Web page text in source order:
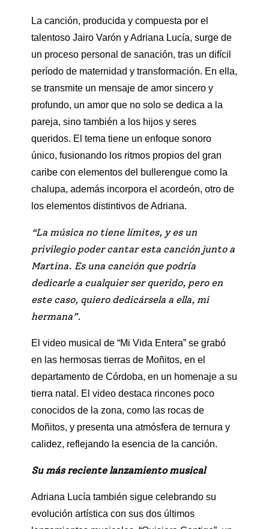
La canción, producida y compuesta por el
talentoso Jairo Varón y Adriana Lucía, surge de
un proceso personal de sanación, tras un difícil
período de maternidad y transformación. En ella,
se transmite un mensaje de amor sincero y
profundo, un amor que no solo se dedica a la
pareja, sino también a los hijos y seres
queridos. El tema tiene un enfoque sonoro
único, fusionando los ritmos propios del gran
caribe con elementos del bullerengue como la
chalupa, además incorpora el acordeón, otro de
los elementos distintivos de Adriana.
“La música no tiene límites, y es un
privilegio poder cantar esta canción junto a
Martina. Es una canción que podría
dedicarle a cualquier ser querido, pero en
este caso, quiero dedicársela a ella, mi
hermana”.
El video musical de “Mi Vida Entera” se grabó
en las hermosas tierras de Moñitos, en el
departamento de Córdoba, en un homenaje a su
tierra natal. El video destaca rincones poco
conocidos de la zona, como las rocas de
Moñitos, y presenta una atmósfera de ternura y
calidez, reflejando la esencia de la canción.
Su más reciente lanzamiento musical
Adriana Lucía también sigue celebrando su
evolución artística con sus dos últimos